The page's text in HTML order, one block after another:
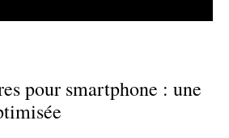
pour smartphone : une